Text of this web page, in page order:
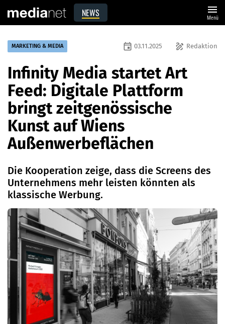
NEWS menu
Menü
MARKETING & MEDIA draw Redaktion
event 03.11.2025
Infinity Media startet Art
Feed: Digitale Plattform
bringt zeitgenössische
Kunst auf Wiens
Außenwerbeflächen
Die Kooperation zeige, dass die Screens des
Unternehmens mehr leisten könnten als
klassische Werbung.